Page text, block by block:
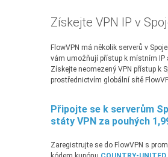
Získejte VPN IP v
FlowVPN má několik serverů v
vám umožňují přístup k místním IP
Získejte neomezený VPN přístup k
prostřednictvím globální sítě
Připojte se k serverům
státy VPN za pouhých
Zaregistrujte se do FlowVPN s